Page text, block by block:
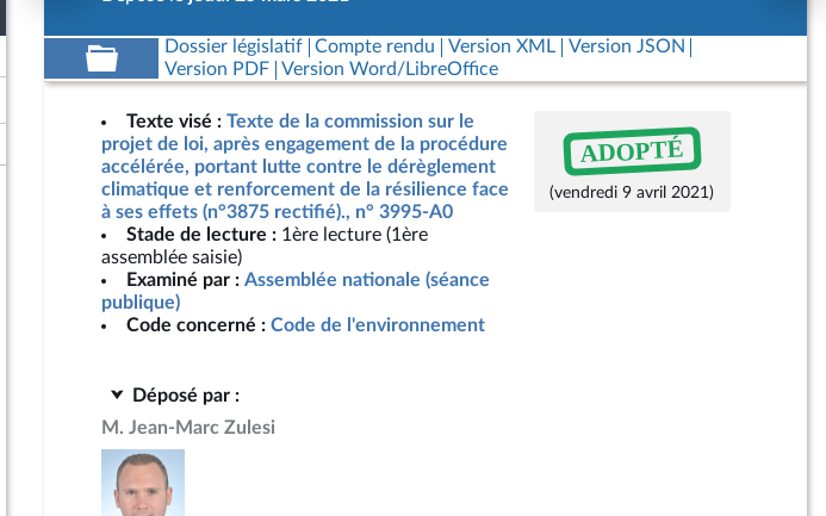
Date de dépôt
Dossier législatif Compte rendu Version XML
Version JSON
Version PDF
Version Word/LibreOffice
Texte visé : Texte de la commission sur le
projet de loi, après engagement de la procédure
accélérée, portant lutte contre le dérèglement
climatique et renforcement de la résilience face
à ses effets (n°3875 rectifié)., n° 3995-A0
Stade de lecture : 1ère lecture (1ère
assemblée saisie)
Examiné par : Assemblée nationale (séance
publique)
Code concerné : Code de l'environnement
ADOPTÉ
(vendredi 9 avril 2021)
Déposé par :
M. Jean-Marc Zulesi